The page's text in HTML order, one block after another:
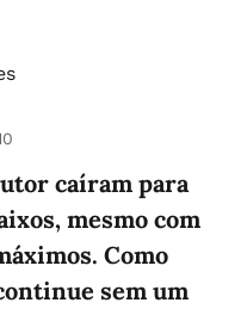
caíram para
mesmo com
Como
sem um